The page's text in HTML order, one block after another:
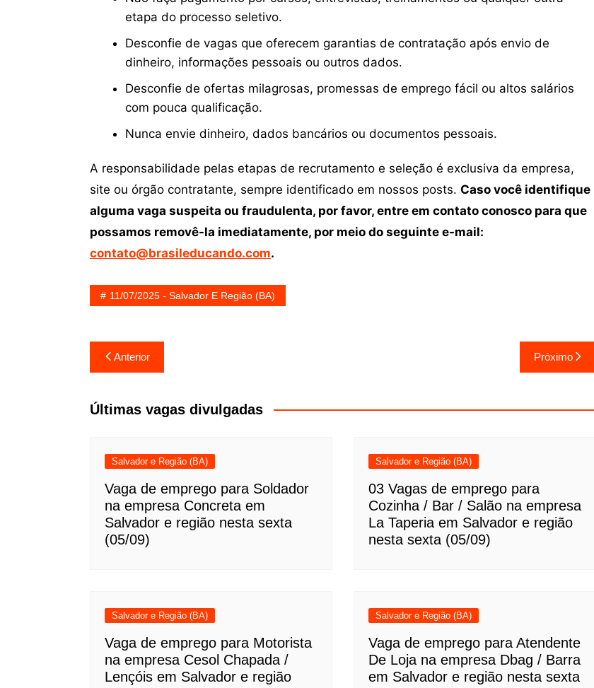
etapa do processo seletivo.
Desconfie de vagas que oferecem garantias de contratação após envio de
dinheiro, informações pessoais ou outros dados.
Desconfie de ofertas milagrosas, promessas de emprego fácil ou altos salários
com pouca qualificação.
Nunca envie dinheiro, dados bancários ou documentos pessoais.
A responsabilidade pelas etapas de recrutamento e seleção é exclusiva da empresa,
site ou órgão contratante, sempre identificado em nossos posts. Caso você identifique
alguma vaga suspeita ou fraudulenta, por favor, entre em contato conosco para que
possamos removê-la imediatamente, por meio do seguinte e-mail:
contato@brasileducando.com.
11/07/2025 - Salvador E Região (BA)
Navegação
de
Post
Anterior Próximo
Últimas vagas divulgadas
Salvador e Região (BA)
Vaga de emprego para Soldador
na empresa Concreta em
Salvador e região nesta sexta
(05/09)
Salvador e Região (BA)
03 Vagas de emprego para
Cozinha / Bar / Salão na empresa
La Taperia em Salvador e região
nesta sexta (05/09)
Salvador e Região (BA)
Vaga de emprego para Motorista
na empresa Cesol Chapada /
Lençóis em Salvador e região
Salvador e Região (BA)
Vaga de emprego para Atendente
De Loja na empresa Dbag / Barra
em Salvador e região nesta sexta